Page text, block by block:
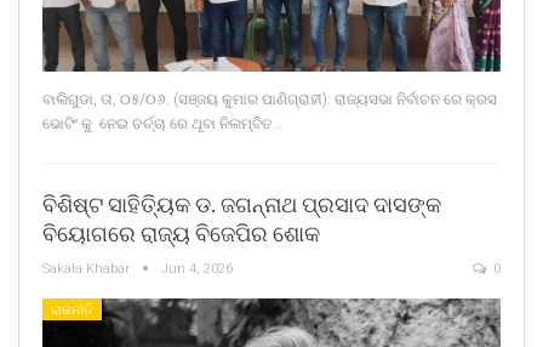
ବାଲିଗୁଡା, ତା, ୦୫/୦୬: (ସଞ୍ଜୟ କୁମାର ପାଣିଗ୍ରାହୀ): ରାଜ୍ୟସଭା ନିର୍ବାଚନ ରେ କ୍ରସ
ଭୋଟିଂ କୁ ନେଇ ଚର୍ଚ୍ଚା ରେ ଥୂବା ନିଲମ୍ବିତ…
ବିଶିଷ୍ଟ ସାହିତ୍ୟିକ ଡ. ଜଗନ୍ନାଥ ପ୍ରସାଦ ଦାସଙ୍କ
ବିୟୋଗରେ ରାଜ୍ୟ ବିଜେପିର ଶୋକ
Sakala Khabar Jun 4, 2026 0
ରାଜନୀତି